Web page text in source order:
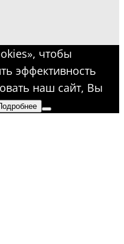
чтобы
эффективность
наш сайт, Вы